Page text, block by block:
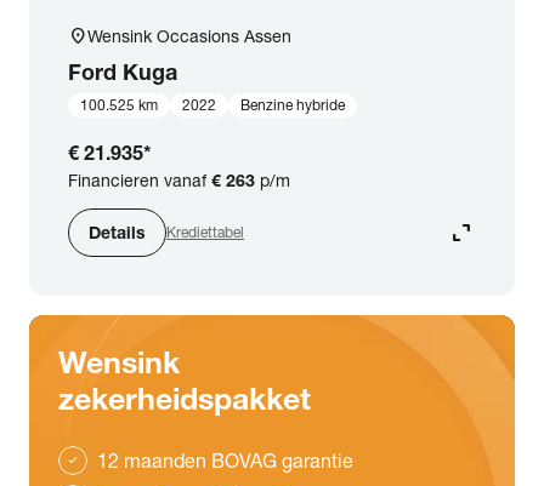
location_onWensink Occasions Assen
Ford Kuga
100.525 km 2022 Benzine hybride
€ 21.935*
Financieren vanaf€ 263 p/m
Details Krediettabel expand_content
Wensink
zekerheidspakket
check 12 maanden BOVAG garantie